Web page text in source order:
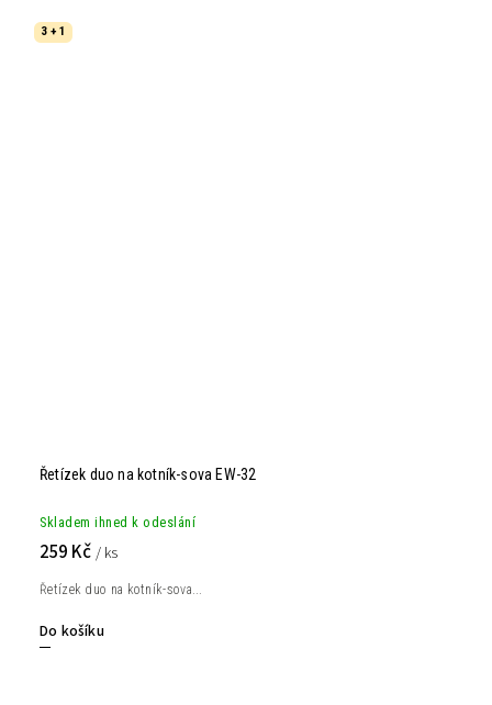
3 + 1
Řetízek duo na kotník-sova EW-32
Skladem ihned k odeslání
259 Kč / ks
Do košíku
Řetízek duo na kotník-sova...